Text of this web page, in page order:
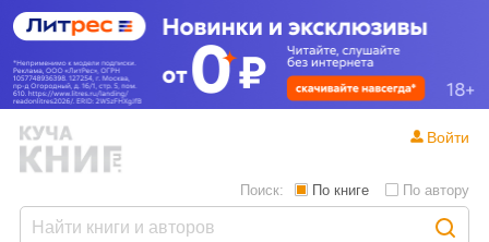
Поиск: По книге По автору
Войти